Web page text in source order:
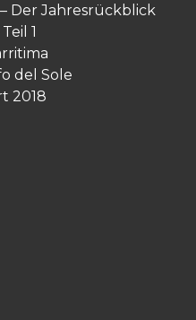
Der Jahresrückblick
1
del Sole
2018